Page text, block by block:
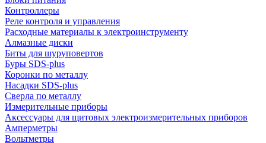
Контроллеры
Реле контроля и управления
Расходные материалы к электроинструменту
Алмазные диски
Биты для шуруповертов
Буры SDS-plus
Коронки по металлу
Насадки SDS-plus
Сверла по металлу
Измерительные приборы
Аксессуары для щитовых электроизмерительных приборов
Амперметры
Вольтметры